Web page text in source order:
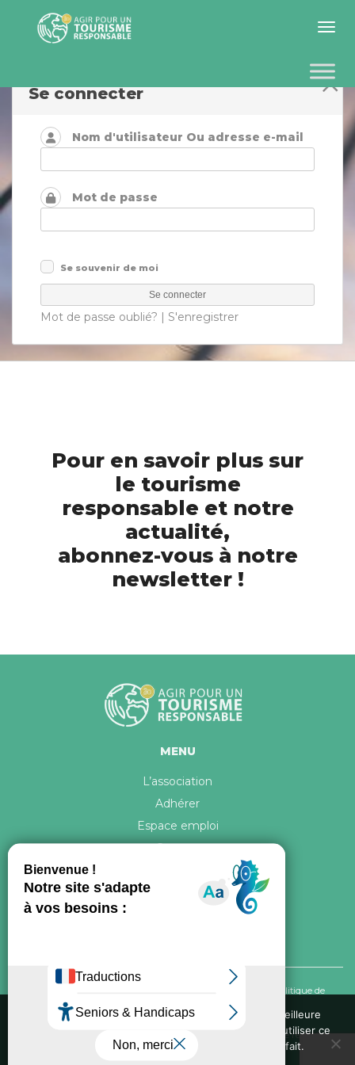
Toggle
Se connecter
Nom d'utilisateur Ou adresse e-mail
Mot de passe
Se souvenir de moi
Mot de passe oublié? | S'enregistrer
Pour en savoir plus sur
le tourisme
responsable et notre
actualité,
abonnez-vous à notre
newsletter !
MENU
L’association
Adhérer
Espace emploi
Contact
Politique de
confidentialité
Conception graphique, iconographie et développement de ce site réalisés par
Nous utilisons des cookies pour vous garantir la meilleure
expérience sur notre site web. Si vous continuez à utiliser ce
site, nous supposerons que vous en êtes satisfait.